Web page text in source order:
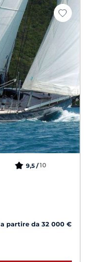
9,5 /10
a partire da 32 000 €